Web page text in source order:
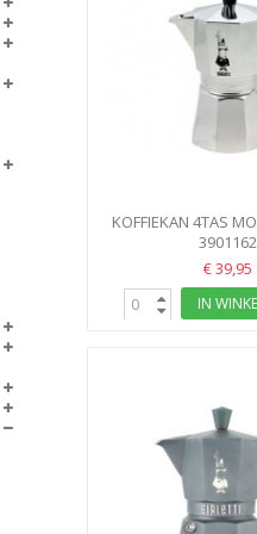
KOFFIEKAN 4TAS
BIALETTI
3901162
€ 39,95
IN